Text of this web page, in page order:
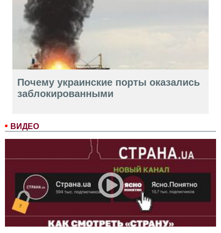
ВИДЕО
Почему украинские порты оказались
заблокированными